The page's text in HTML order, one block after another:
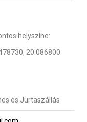
helyszíne:
20.086800
és Jurtaszállás